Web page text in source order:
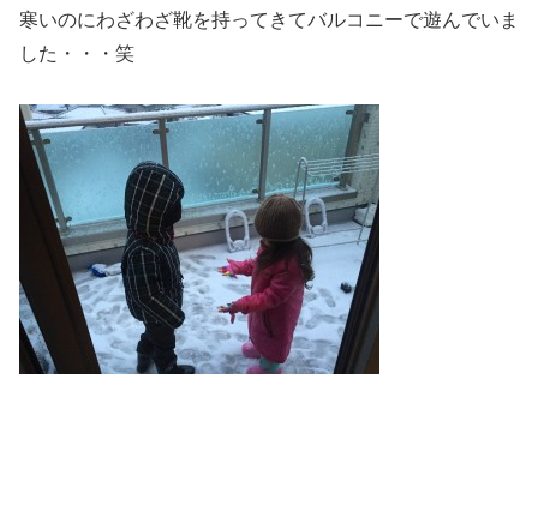
寒いのにわざわざ靴を持ってきてバルコニーで遊んでいま
した・・・笑